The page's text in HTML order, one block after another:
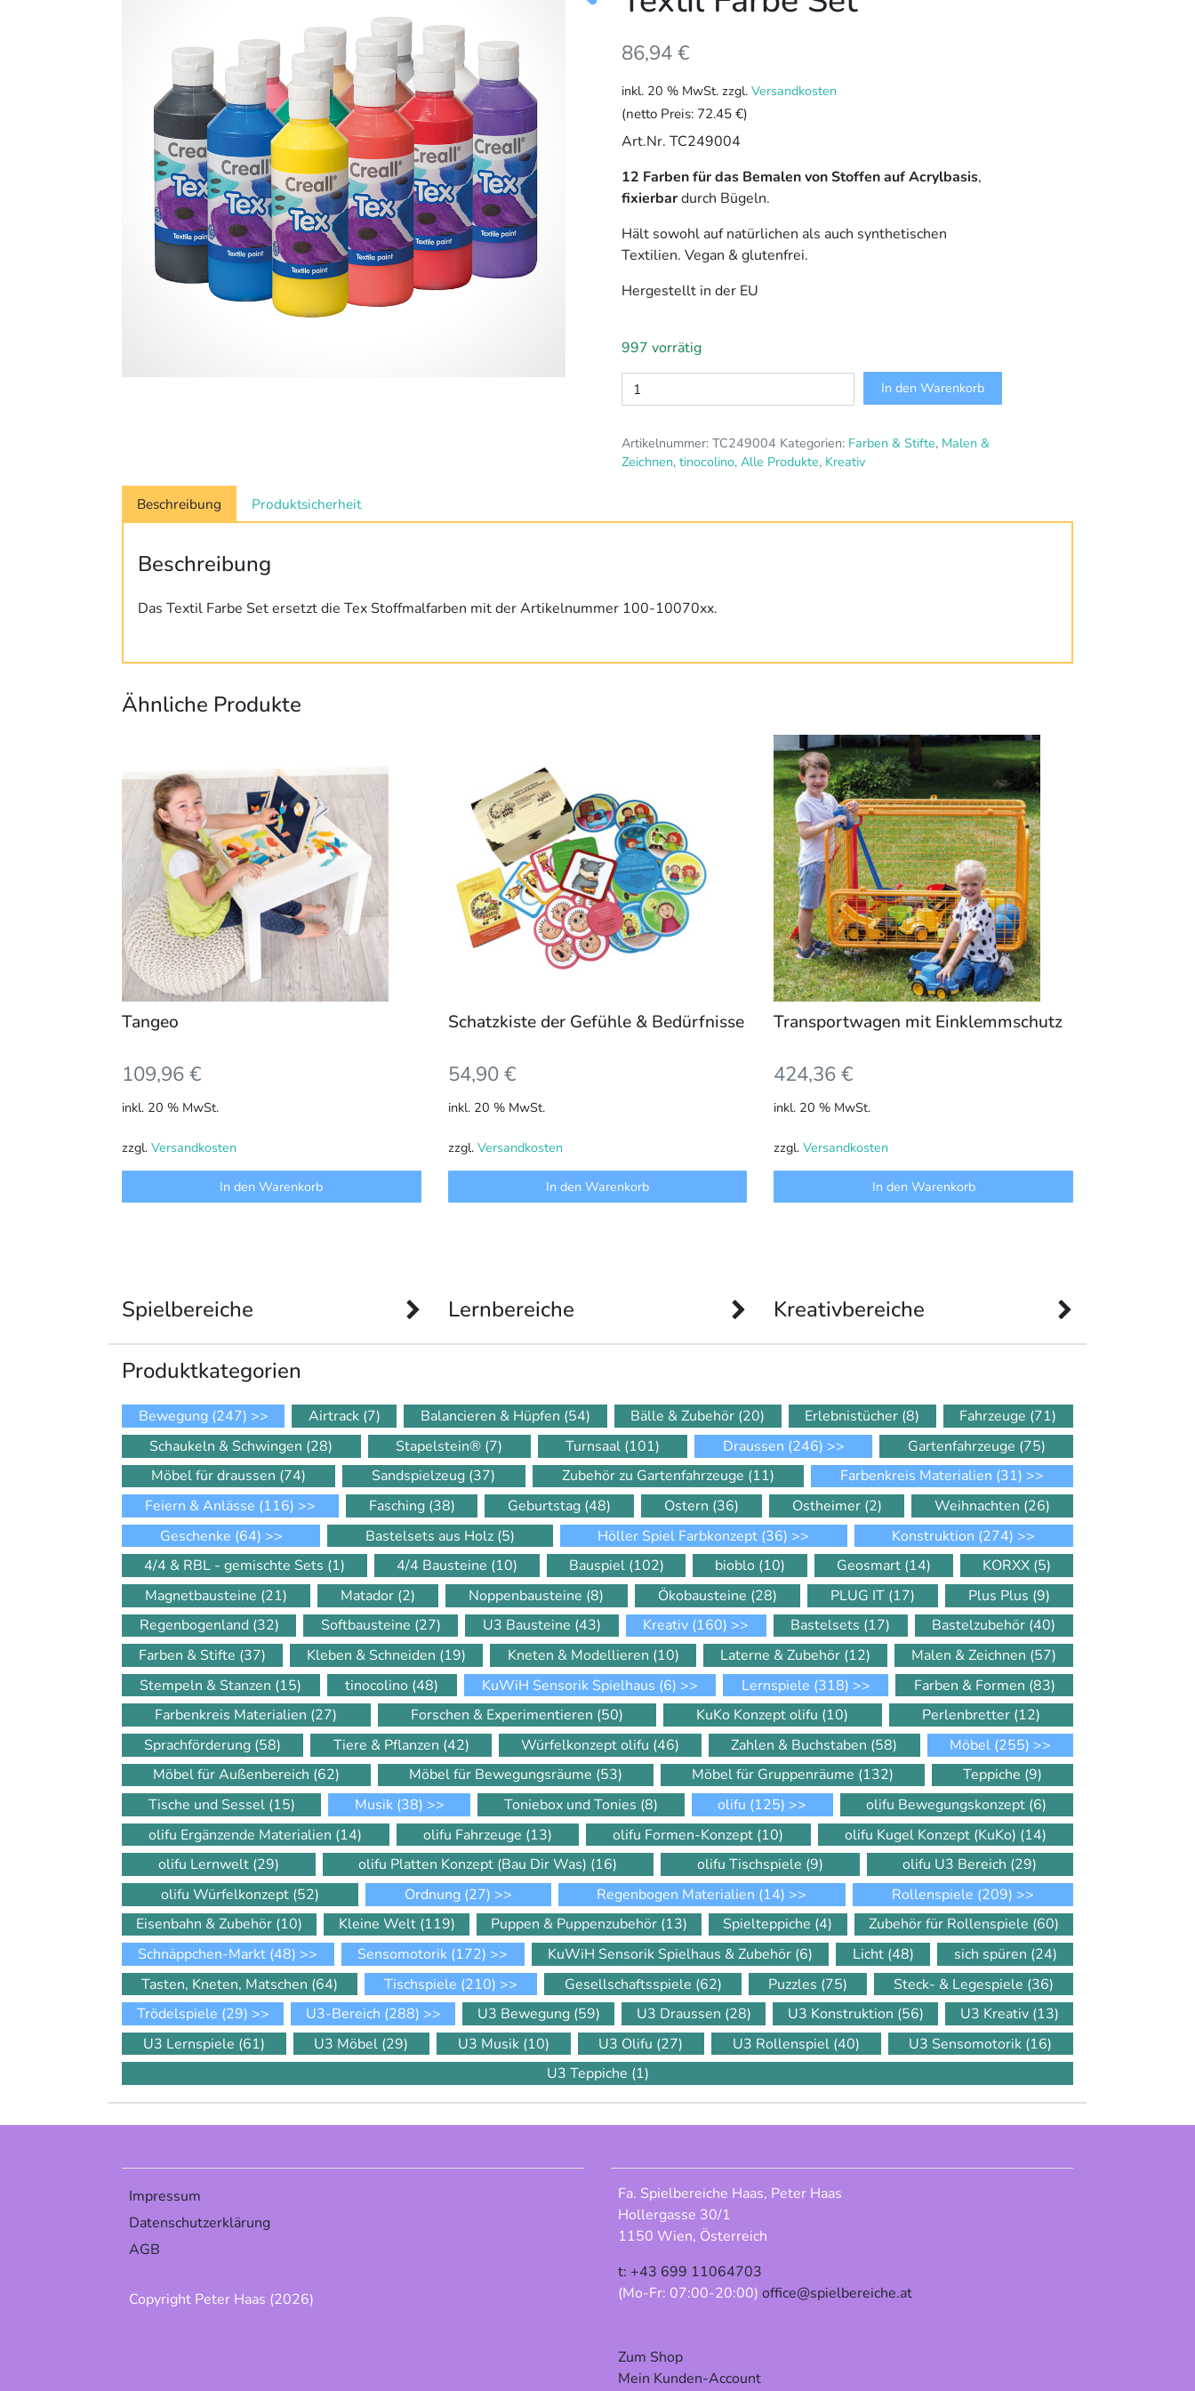
86,94€
inkl. 20 % MwSt. zzgl. Versandkosten
(netto Preis: 72.45 €)
Art.Nr. TC249004
12 Farben für das Bemalen von Stoffen auf Acrylbasis,
fixierbardurch Bügeln.
Hält sowohl auf natürlichen als auch synthetischen
Textilien. Vegan & glutenfrei.
Hergestellt in der EU
997 vorrätig
Textil
Farbe
Menge
In den Warenkorb
Artikelnummer: TC249004 Kategorien: Farben & Stifte, Malen &
Zeichnen, tinocolino, Alle Produkte, Kreativ
Beschreibung Produktsicherheit
Beschreibung
Das Textil Farbe Set ersetzt die Tex Stoffmalfarben mit der Artikelnummer 100-10070xx.
Ähnliche Produkte
Tangeo
109,96€
inkl. 20 % MwSt.
zzgl. Versandkosten
In den Warenkorb
Schatzkiste der Gefühle & Bedürfnisse
54,90€
inkl. 20 % MwSt.
zzgl. Versandkosten
In den Warenkorb
Transportwagen mit Einklemmschutz
424,36€
inkl. 20 % MwSt.
zzgl.Versandkosten
In den Warenkorb
Spielbereiche Lernbereiche Kreativbereiche
Produkt­kategorien
Bewegung (247) >> Airtrack (7) Balancieren & Hüpfen (54) Bälle & Zubehör (20) Erlebnistücher (8) Fahrzeuge (71)
Schaukeln & Schwingen (28) Stapelstein® (7) Turnsaal (101) Draussen (246) >> Gartenfahrzeuge (75)
Möbel für draussen (74) Sandspielzeug (37) Zubehör zu Gartenfahrzeuge (11) Farbenkreis Materialien (31) >>
Feiern & Anlässe (116) >> Fasching (38) Geburtstag (48) Ostern (36) Ostheimer (2) Weihnachten (26)
Geschenke (64) >> Bastelsets aus Holz (5) Höller Spiel Farbkonzept (36) >> Konstruktion (274) >>
4/4 & RBL - gemischte Sets (1) 4/4 Bausteine (10) Bauspiel (102) bioblo (10) Geosmart (14) KORXX (5)
Magnetbausteine (21) Matador (2) Noppenbausteine (8) Ökobausteine (28) PLUG IT (17) Plus Plus (9)
Regenbogenland (32) Softbausteine (27) U3 Bausteine (43) Kreativ (160) >> Bastelsets (17) Bastelzubehör (40)
Farben & Stifte (37) Kleben & Schneiden (19) Kneten & Modellieren (10) Laterne & Zubehör (12) Malen & Zeichnen (57)
Stempeln & Stanzen (15) tinocolino (48) KuWiH Sensorik Spielhaus (6) >> Lernspiele (318) >> Farben & Formen (83)
Farbenkreis Materialien (27) Forschen & Experimentieren (50) KuKo Konzept olifu (10) Perlenbretter (12)
Sprachförderung (58) Tiere & Pflanzen (42) Würfelkonzept olifu (46) Zahlen & Buchstaben (58) Möbel (255) >>
Möbel für Außenbereich (62) Möbel für Bewegungsräume (53) Möbel für Gruppenräume (132) Teppiche (9)
Tische und Sessel (15) Musik (38) >> Toniebox und Tonies (8) olifu (125) >> olifu Bewegungskonzept (6)
olifu Ergänzende Materialien (14) olifu Fahrzeuge (13) olifu Formen-Konzept (10) olifu Kugel Konzept (KuKo) (14)
olifu Lernwelt (29) olifu Platten Konzept (Bau Dir Was) (16) olifu Tischspiele (9) olifu U3 Bereich (29)
olifu Würfelkonzept (52) Ordnung (27) >> Regenbogen Materialien (14) >> Rollenspiele (209) >>
Eisenbahn & Zubehör (10) Kleine Welt (119) Puppen & Puppenzubehör (13) Spielteppiche (4) Zubehör für Rollenspiele (60)
Schnäppchen-Markt (48) >> Sensomotorik (172) >> KuWiH Sensorik Spielhaus & Zubehör (6) Licht (48) sich spüren (24)
Tasten, Kneten, Matschen (64) Tischspiele (210) >> Gesellschaftsspiele (62) Puzzles (75) Steck- & Legespiele (36)
Trödelspiele (29) >> U3-Bereich (288) >> U3 Bewegung (59) U3 Draussen (28) U3 Konstruktion (56) U3 Kreativ (13)
U3 Lernspiele (61) U3 Möbel (29) U3 Musik (10) U3 Olifu (27) U3 Rollenspiel (40) U3 Sensomotorik (16)
U3 Teppiche (1)
Impressum
Datenschutzerklärung
AGB
Copyright Peter Haas (2026)
Fa. Spielbereiche Haas, Peter Haas
Hollergasse 30/1
1150 Wien, Österreich
t: +43 699 11064703
(Mo-Fr: 07:00-20:00) office@spielbereiche.at
Zum Shop
Mein Kunden-Account